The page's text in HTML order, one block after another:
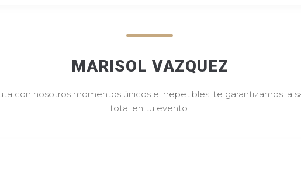
MARISOL VAZQUEZ
con nosotros momentos únicos e irrepetibles, te garantizamos la
total en tu evento.